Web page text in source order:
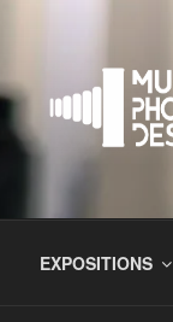
EXPOSITIONS